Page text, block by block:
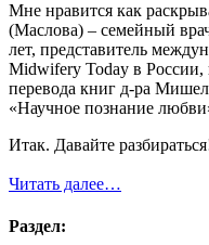
Мне нравится как
(Маслова) – семейный
лет, представитель
Midwifery Today в России,
перевода книг д-ра
«Научное познание
Итак. Давайте
Читать далее…
Раздел: